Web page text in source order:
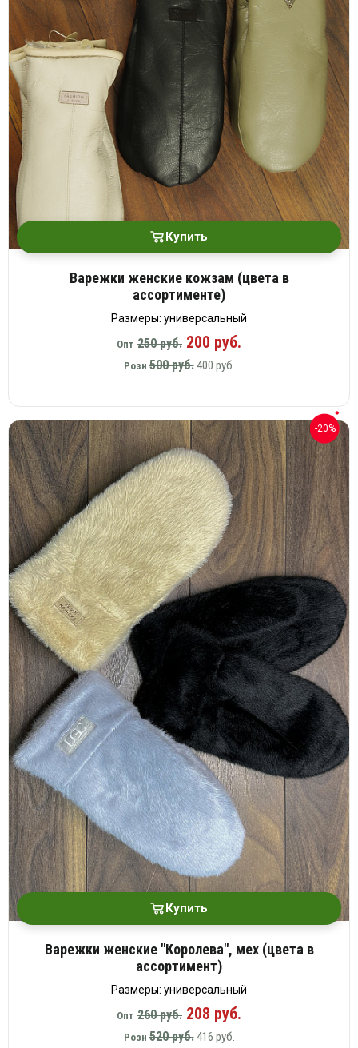
Купить
Варежки женские кожзам (цвета в
ассортименте)
Размеры: универсальный
Опт 250 руб. 200 руб.
Розн 500 руб.400 руб.
-20%
Купить
Варежки женские "Королева", мех (цвета в
ассортимент)
Размеры: универсальный
Опт 260 руб. 208 руб.
Розн 520 руб.416 руб.